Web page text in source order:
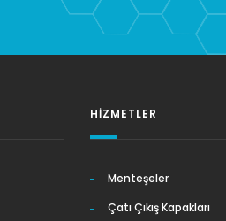
HIZMETLER
Menteşeler
Çatı Çıkış Kapakları